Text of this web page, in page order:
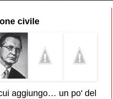
civile
aggiungo… un po' del